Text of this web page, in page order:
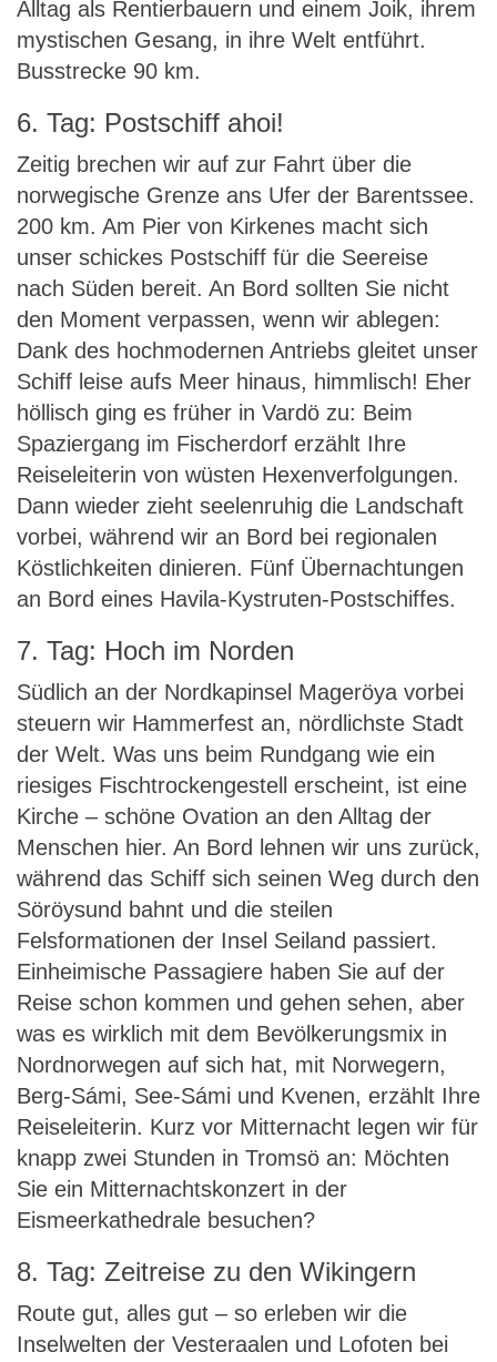
Alltag als Rentierbauern und einem Joik, ihrem
mystischen Gesang, in ihre Welt entführt.
Busstrecke 90 km.
6. Tag: Postschiff ahoi!
Zeitig brechen wir auf zur Fahrt über die
norwegische Grenze ans Ufer der Barentssee.
200 km. Am Pier von Kirkenes macht sich
unser schickes Postschiff für die Seereise
nach Süden bereit. An Bord sollten Sie nicht
den Moment verpassen, wenn wir ablegen:
Dank des hochmodernen Antriebs gleitet unser
Schiff leise aufs Meer hinaus, himmlisch! Eher
höllisch ging es früher in Vardö zu: Beim
Spaziergang im Fischerdorf erzählt Ihre
Reiseleiterin von wüsten Hexenverfolgungen.
Dann wieder zieht seelenruhig die Landschaft
vorbei, während wir an Bord bei regionalen
Köstlichkeiten dinieren. Fünf Übernachtungen
an Bord eines Havila-Kystruten-Postschiffes.
7. Tag: Hoch im Norden
Südlich an der Nordkapinsel Mageröya vorbei
steuern wir Hammerfest an, nördlichste Stadt
der Welt. Was uns beim Rundgang wie ein
riesiges Fischtrockengestell erscheint, ist eine
Kirche – schöne Ovation an den Alltag der
Menschen hier. An Bord lehnen wir uns zurück,
während das Schiff sich seinen Weg durch den
Söröysund bahnt und die steilen
Felsformationen der Insel Seiland passiert.
Einheimische Passagiere haben Sie auf der
Reise schon kommen und gehen sehen, aber
was es wirklich mit dem Bevölkerungsmix in
Nordnorwegen auf sich hat, mit Norwegern,
Berg-Sámi, See-Sámi und Kvenen, erzählt Ihre
Reiseleiterin. Kurz vor Mitternacht legen wir für
knapp zwei Stunden in Tromsö an: Möchten
Sie ein Mitternachtskonzert in der
Eismeerkathedrale besuchen?
8. Tag: Zeitreise zu den Wikingern
Route gut, alles gut – so erleben wir die
Inselwelten der Vesteraalen und Lofoten bei